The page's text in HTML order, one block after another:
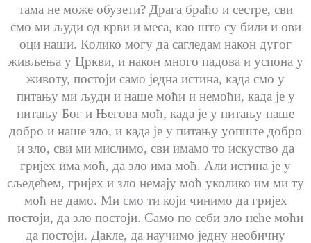
тама не може обузети? Драга браћо и сестре, сви
смо ми људи од крви и меса, као што су били и ови
оци наши. Колико могу да сагледам након дугог
живљења у Цркви, и након много падова и успона у
животу, постоји само једна истина, када смо у
питању ми људи и наше моћи и немоћи, када је у
питању Бог и Његова моћ, када је у питању наше
добро и наше зло, и када је у питању уопште добро
и зло, сви ми мислимо, сви имамо то искуство да
гријех има моћ, да зло има моћ. Али истина је у
сљедећем, гријех и зло немају моћ уколико им ми ту
моћ не дамо. Ми смо ти који чинимо да гријех
постоји, да зло постоји. Само по себи зло неће моћи
да постоји. Дакле, да научимо једну необичну